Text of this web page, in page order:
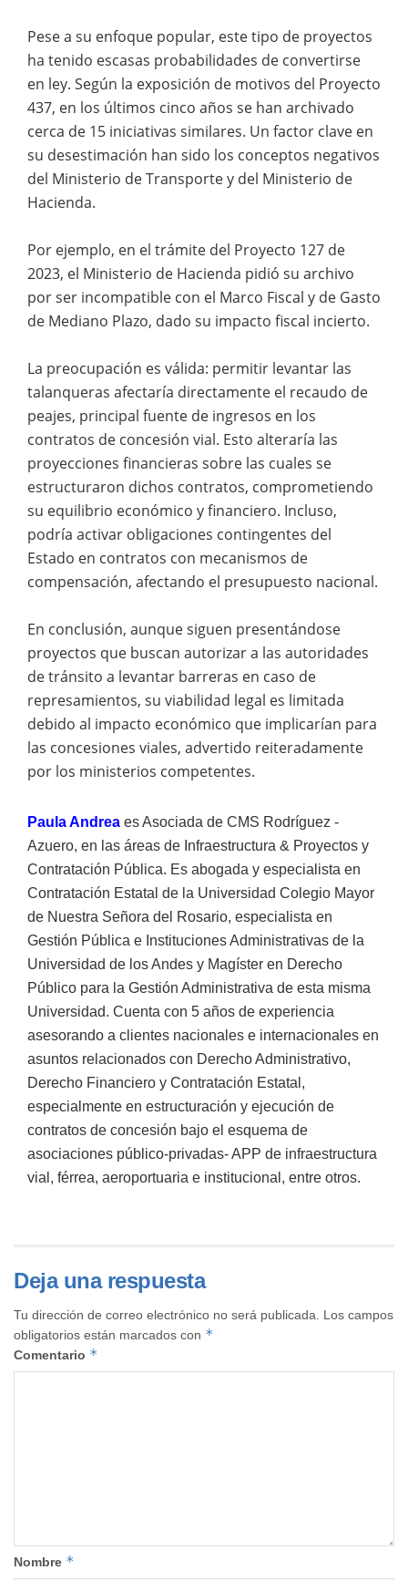
Pese a su enfoque popular, este tipo de proyectos
ha tenido escasas probabilidades de convertirse
en ley. Según la exposición de motivos del Proyecto
437, en los últimos cinco años se han archivado
cerca de 15 iniciativas similares. Un factor clave en
su desestimación han sido los conceptos negativos
del Ministerio de Transporte y del Ministerio de
Hacienda.
Por ejemplo, en el trámite del Proyecto 127 de
2023, el Ministerio de Hacienda pidió su archivo
por ser incompatible con el Marco Fiscal y de Gasto
de Mediano Plazo, dado su impacto fiscal incierto.
La preocupación es válida: permitir levantar las
talanqueras afectaría directamente el recaudo de
peajes, principal fuente de ingresos en los
contratos de concesión vial. Esto alteraría las
proyecciones financieras sobre las cuales se
estructuraron dichos contratos, comprometiendo
su equilibrio económico y financiero. Incluso,
podría activar obligaciones contingentes del
Estado en contratos con mecanismos de
compensación, afectando el presupuesto nacional.
En conclusión, aunque siguen presentándose
proyectos que buscan autorizar a las autoridades
de tránsito a levantar barreras en caso de
represamientos, su viabilidad legal es limitada
debido al impacto económico que implicarían para
las concesiones viales, advertido reiteradamente
por los ministerios competentes.
Paula Andrea es Asociada de CMS Rodríguez -
Azuero, en las áreas de Infraestructura & Proyectos y
Contratación Pública. Es abogada y especialista en
Contratación Estatal de la Universidad Colegio Mayor
de Nuestra Señora del Rosario, especialista en
Gestión Pública e Instituciones Administrativas de la
Universidad de los Andes y Magíster en Derecho
Público para la Gestión Administrativa de esta misma
Universidad. Cuenta con 5 años de experiencia
asesorando a clientes nacionales e internacionales en
asuntos relacionados con Derecho Administrativo,
Derecho Financiero y Contratación Estatal,
especialmente en estructuración y ejecución de
contratos de concesión bajo el esquema de
asociaciones público-privadas- APP de infraestructura
vial, férrea, aeroportuaria e institucional, entre otros.
Deja una respuesta
Tu dirección de correo electrónico no será publicada.
Los campos
obligatorios están marcados con *
Comentario *
Nombre *